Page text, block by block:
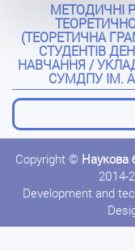
МЕТОДИЧНІ
(ТЕОРЕТИЧНА
СТУДЕНТІВ
НАВЧАННЯ /
СУМДПУ ІМ.
Copyright © Наукова
2014-
Development and